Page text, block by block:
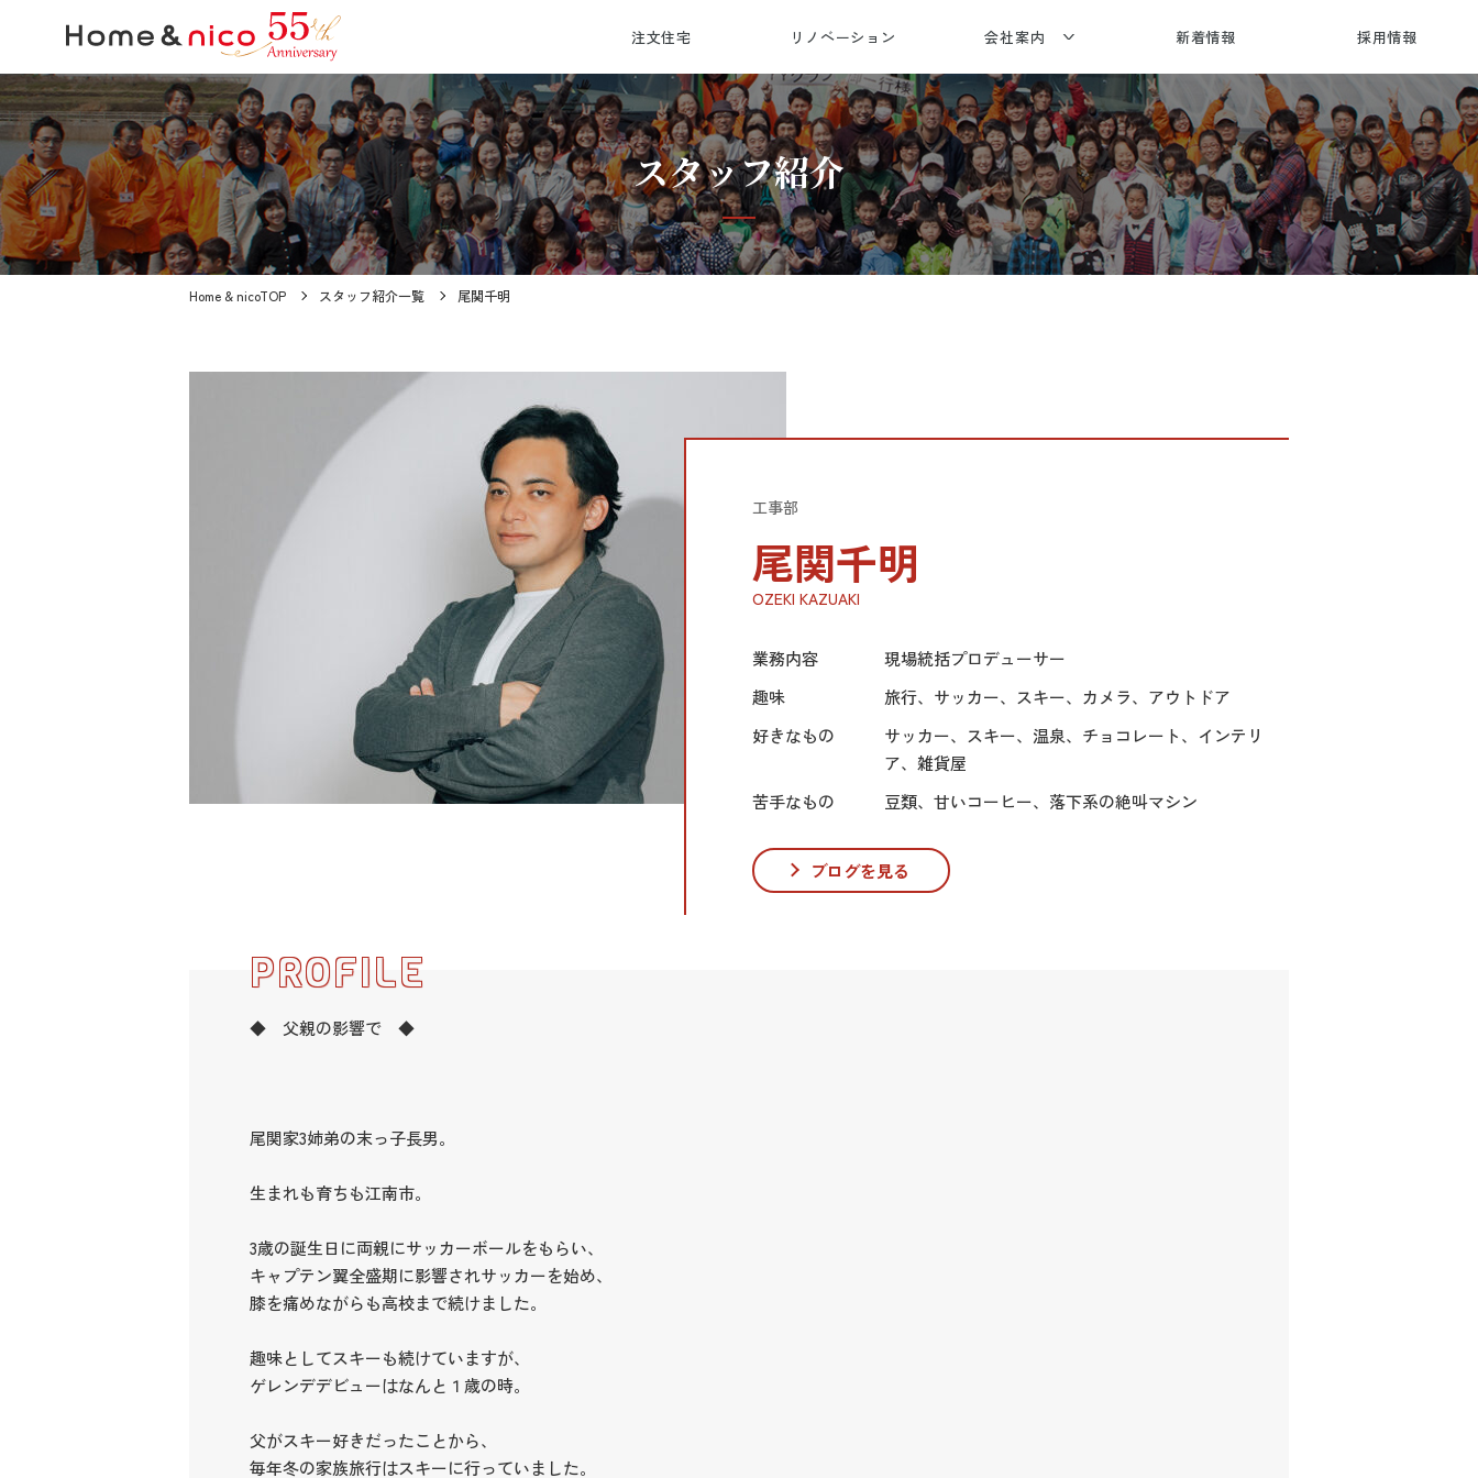
注文住宅 リノベーション
会社案内
会社概要
受賞歴・メディア情報
総合建設
対応エリア
新着情報 採用情報
スタッフ紹介
Home & nicoTOP スタッフ紹介一覧 尾関千明
工事部
尾関千明
OZEKI KAZUAKI
業務内容
現場統括プロデューサー
趣味
旅行、サッカー、スキー、カメラ、アウトドア
好きなもの
サッカー、スキー、温泉、チョコレート、インテリ
ア、雑貨屋
苦手なもの
豆類、甘いコーヒー、落下系の絶叫マシン
ブログを見る
PROFILE
◆ 父親の影響で ◆
尾関家3姉弟の末っ子長男。
生まれも育ちも江南市。
3歳の誕生日に両親にサッカーボールをもらい、
キャプテン翼全盛期に影響されサッカーを始め、
膝を痛めながらも高校まで続けました。
趣味としてスキーも続けていますが、
ゲレンデデビューはなんと１歳の時。
父がスキー好きだったことから、
毎年冬の家族旅行はスキーに行っていました。